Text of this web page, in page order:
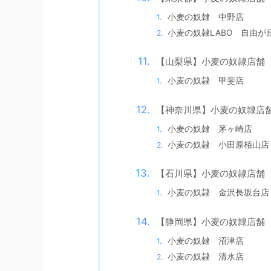
小麦の奴隷 中野店
小麦の奴隷LABO 自由が
【山梨県】小麦の奴隷店舗
小麦の奴隷 甲斐店
【神奈川県】小麦の奴隷店
小麦の奴隷 茅ヶ崎店
小麦の奴隷 小田原栢山店
【石川県】小麦の奴隷店舗
小麦の奴隷 金沢長坂台店
【静岡県】小麦の奴隷店舗
小麦の奴隷 沼津店
小麦の奴隷 清水店